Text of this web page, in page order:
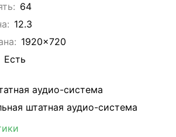
64
12.3
1920x720
Eсть
аудио-система
штатная аудио-система